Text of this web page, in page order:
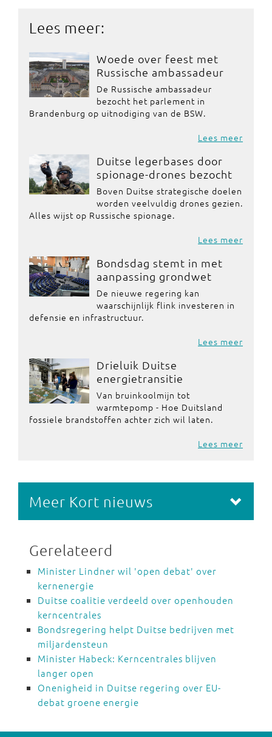
Lees meer:
Woede over feest met
Russische ambassadeur
De Russische ambassadeur
bezocht het parlement in
Brandenburg op uitnodiging van de BSW.
Lees meer
Duitse legerbases door
spionage-drones bezocht
Boven Duitse strategische doelen
worden veelvuldig drones gezien.
Alles wijst op Russische spionage.
Lees meer
Bondsdag stemt in met
aanpassing grondwet
De nieuwe regering kan
waarschijnlijk flink investeren in
defensie en infrastructuur.
Lees meer
Drieluik Duitse
energietransitie
Van bruinkoolmijn tot
warmtepomp - Hoe Duitsland
fossiele brandstoffen achter zich wil laten.
Lees meer
Meer Kort nieuws
Gerelateerd
Minister Lindner wil 'open debat' over
kernenergie
Duitse coalitie verdeeld over openhouden
kerncentrales
Bondsregering helpt Duitse bedrijven met
miljardensteun
Minister Habeck: Kerncentrales blijven
langer open
Onenigheid in Duitse regering over EU-
debat groene energie